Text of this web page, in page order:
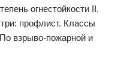
огнестойкости II.
профлист. Классы
взрыво-пожарной и